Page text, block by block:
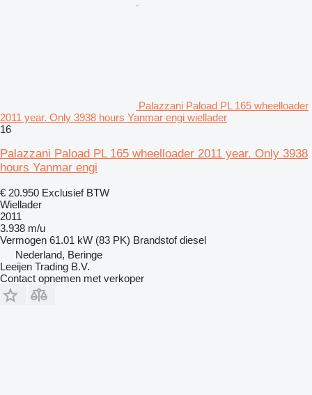
Palazzani Paload PL 165 wheelloader
2011 year. Only 3938 hours Yanmar engi wiellader
16
Palazzani Paload PL 165 wheelloader 2011 year. Only 3938
hours Yanmar engi
€ 20.950 Exclusief BTW
Wiellader
2011
3.938 m/u
Vermogen 61.01 kW (83 PK) Brandstof diesel
Nederland, Beringe
Leeijen Trading B.V.
Contact opnemen met verkoper